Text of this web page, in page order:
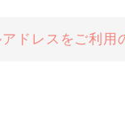
ドレスを ご利用